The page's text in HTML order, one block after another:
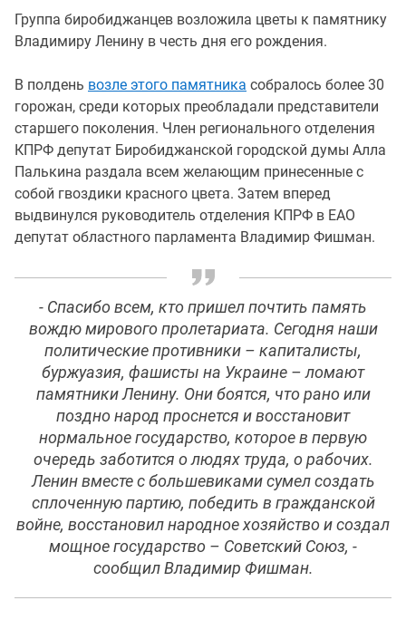
Группа биробиджанцев возложила цветы к памятнику
Владимиру Ленину в честь дня его рождения.
В полдень возле этого памятника собралось более 30
горожан, среди которых преобладали представители
старшего поколения. Член регионального отделения
КПРФ депутат Биробиджанской городской думы Алла
Палькина раздала всем желающим принесенные с
собой гвоздики красного цвета. Затем вперед
выдвинулся руководитель отделения КПРФ в ЕАО
депутат областного парламента Владимир Фишман.
- Спасибо всем, кто пришел почтить память
вождю мирового пролетариата. Сегодня наши
политические противники – капиталисты,
буржуазия, фашисты на Украине – ломают
памятники Ленину. Они боятся, что рано или
поздно народ проснется и восстановит
нормальное государство, которое в первую
очередь заботится о людях труда, о рабочих.
Ленин вместе с большевиками сумел создать
сплоченную партию, победить в гражданской
войне, восстановил народное хозяйство и создал
мощное государство – Советский Союз, -
сообщил Владимир Фишман.